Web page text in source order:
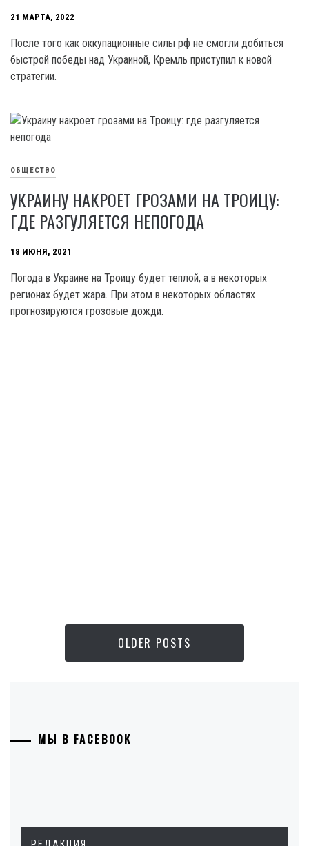
21 МАРТА, 2022
После того как оккупационные силы рф не смогли добиться
быстрой победы над Украиной, Кремль приступил к новой
стратегии.
ОБЩЕСТВО
УКРАИНУ НАКРОЕТ ГРОЗАМИ НА ТРОИЦУ:
ГДЕ РАЗГУЛЯЕТСЯ НЕПОГОДА
18 ИЮНЯ, 2021
Погода в Украине на Троицу будет теплой, а в некоторых
регионах будет жара. При этом в некоторых областях
прогнозируются грозовые дожди.
OLDER POSTS
МЫ В FACEBOOK